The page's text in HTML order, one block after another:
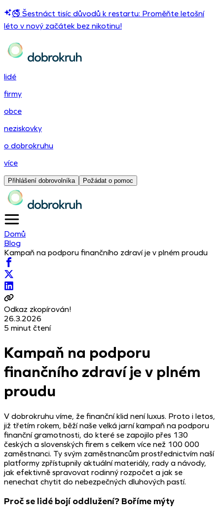
🚭 Šestnáct tisíc důvodů k restartu: Proměňte letošní
léto v nový začátek bez nikotinu!
lidé
firmy
obce
neziskovky
o dobrokruhu
více
Přihlášení dobrovolníka Požádat o pomoc
Domů
Blog
Kampaň na podporu finančního zdraví je v plném proudu
Odkaz zkopírován!
26.3.2026
5 minut čtení
Kampaň na podporu
finančního zdraví je v plném
proudu
V dobrokruhu víme, že finanční klid není luxus. Proto i letos,
již třetím rokem, běží naše velká jarní kampaň na podporu
finanční gramotnosti, do které se zapojilo přes 130
českých a slovenských firem s celkem více než 100 000
zaměstnanci. Ty svým zaměstnancům prostřednictvím naší
platformy zpřístupnily aktuální materiály, rady a návody,
jak efektivně spravovat rodinný rozpočet a jak se
nenechat chytit do nebezpečných dluhových pastí.
Proč se lidé bojí oddlužení? Boříme mýty